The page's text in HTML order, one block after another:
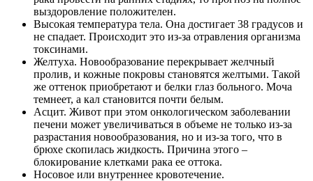
выздоровление положителен.
Высокая температура тела. Она достигает 38 градусов и
не спадает. Происходит это из-за отравления организма
токсинами.
Желтуха. Новообразование перекрывает желчный
пролив, и кожные покровы становятся желтыми. Такой
же оттенок приобретают и белки глаз больного. Моча
темнеет, а кал становится почти белым.
Асцит. Живот при этом онкологическом заболевании
печени может увеличиваться в объеме не только из-за
разрастания новообразования, но и из-за того, что в
брюхе скопилась жидкость. Причина этого –
блокирование клетками рака ее оттока.
Носовое или внутреннее кровотечение.